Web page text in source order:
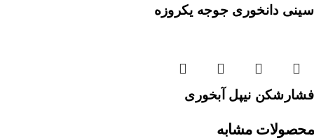
سینی دانخوری جوجه یکروزه
فشارشکن نیپل آبخوری
محصولات مشابه